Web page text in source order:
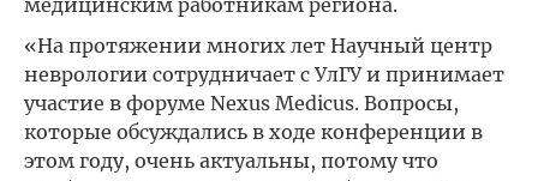
медицинским работникам региона.
«На протяжении многих лет Научный центр
неврологии сотрудничает с УлГУ и принимает
участие в форуме Nexus Medicus. Вопросы,
которые обсуждались в ходе конференции в
этом году, очень актуальны, потому что